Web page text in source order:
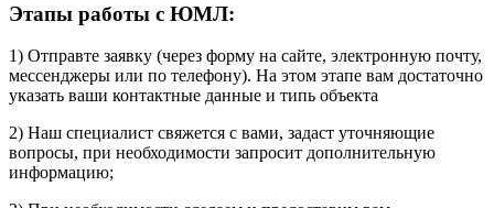
Этапы работы с ЮМЛ:
1) Отправте заявку (через форму на сайте, электронную почту,
мессенджеры или по телефону). На этом этапе вам достаточно
указать ваши контактные данные и типь объекта
2) Наш специалист свяжется с вами, задаст уточняющие
вопросы, при необходимости запросит дополнительную
информацию;